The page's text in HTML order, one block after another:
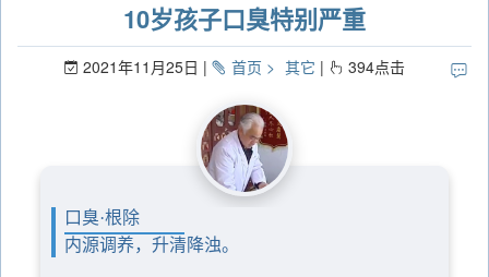
10岁孩子口臭特别严重
2021年11月25日 首页 其它 394点击
口臭·根除
内源调养，升清降浊。